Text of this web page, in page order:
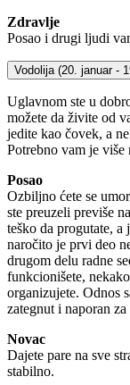
Zdravlje
Posao i drugi ljudi
Vodolija (20. januar -
Uglavnom ste u
možete da živite od
jedite kao čovek, a
Potrebno vam je
Posao
Ozbiljno ćete se
ste preuzeli previše
teško da progutate, a
naročito je prvi deo
drugom delu radne
funkcionišete,
organizujete. Odnos
zategnut i naporan za
Novac
Dajete pare na sve
stabilno.